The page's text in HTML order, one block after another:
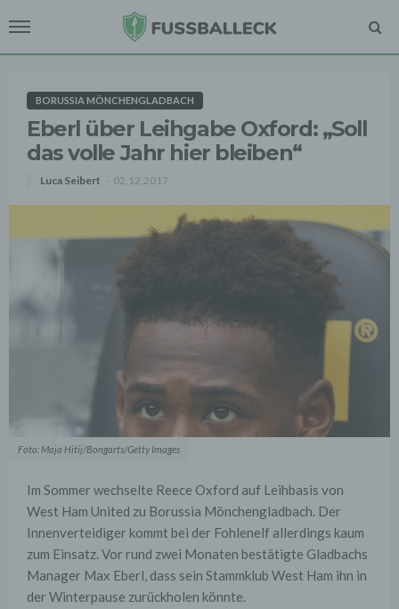
BORUSSIA MÖNCHENGLADBACH
Eberl über Leihgabe Oxford: „Soll
das volle Jahr hier bleiben“
Luca Seibert 02.12.2017
Foto: Maja Hitij/Bongarts/Getty Images
Im Sommer wechselte Reece Oxford auf Leihbasis von
West Ham United zu Borussia Mönchengladbach. Der
Innenverteidiger kommt bei der Fohlenelf allerdings kaum
zum Einsatz. Vor rund zwei Monaten bestätigte Gladbachs
Manager Max Eberl, dass sein Stammklub West Ham ihn in
der Winterpause zurückholen könnte.